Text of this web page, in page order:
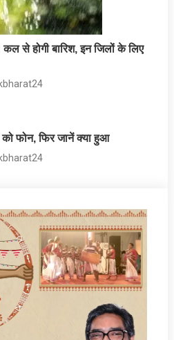
से होगी बारिश, इन जिलों के लिए
को फोन, फिर जानें क्या हुआ